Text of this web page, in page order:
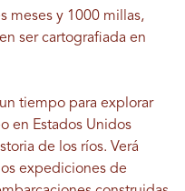
meses y 1000 millas,
ser cartografiada en
tiempo para explorar
en Estados Unidos
de los ríos. Verá
expediciones de